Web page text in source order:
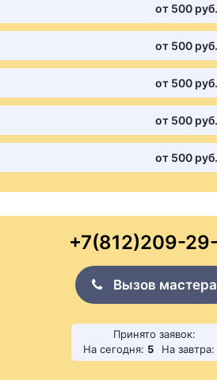
от 500 pуб.
от 500 pуб.
от 500 pуб.
от 500 pуб.
от 500 pуб.
+7(812)209-
Вызов мастера
Принято заявок:
На сегодня: 5 На завтра: